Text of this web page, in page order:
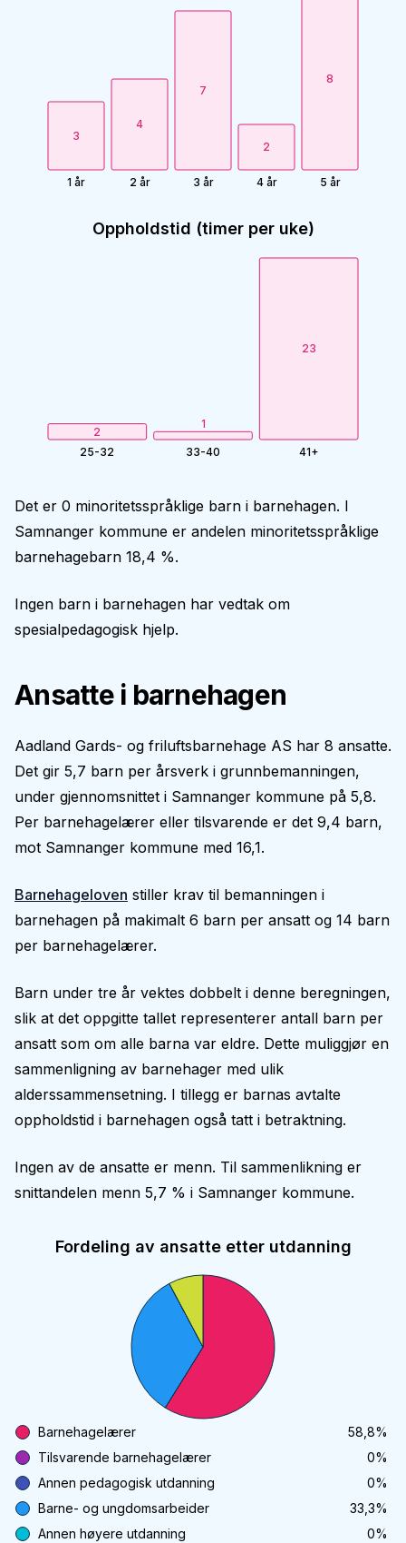
3
1 år
4
2 år
7
3 år
2
4 år
8
5 år
Oppholdstid (timer per uke)
2
25-32
1
33-40
23
41+
Det er 0 minoritetsspråklige barn i barnehagen. I
Samnanger kommune er andelen minoritetsspråklige
barnehagebarn 18,4 %.
Ingen barn i barnehagen har vedtak om
spesialpedagogisk hjelp.
Ansatte i barnehagen
Aadland Gards- og friluftsbarnehage AS har 8 ansatte.
Det gir 5,7 barn per årsverk i grunnbemanningen,
under gjennomsnittet i Samnanger kommune på 5,8.
Per barnehagelærer eller tilsvarende er det 9,4 barn,
mot Samnanger kommune med 16,1.
Barnehageloven stiller krav til bemanningen i
barnehagen på makimalt 6 barn per ansatt og 14 barn
per barnehagelærer.
Barn under tre år vektes dobbelt i denne beregningen,
slik at det oppgitte tallet representerer antall barn per
ansatt som om alle barna var eldre. Dette muliggjør en
sammenligning av barnehager med ulik
alderssammensetning. I tillegg er barnas avtalte
oppholdstid i barnehagen også tatt i betraktning.
Ingen av de ansatte er menn. Til sammenlikning er
snittandelen menn 5,7 % i Samnanger kommune.
Fordeling av ansatte etter utdanning
Barnehagelærer 58,8%
Tilsvarende barnehagelærer
0%
Annen pedagogisk utdanning
0%
Barne- og ungdomsarbeider
33,3%
Annen høyere utdanning
0%